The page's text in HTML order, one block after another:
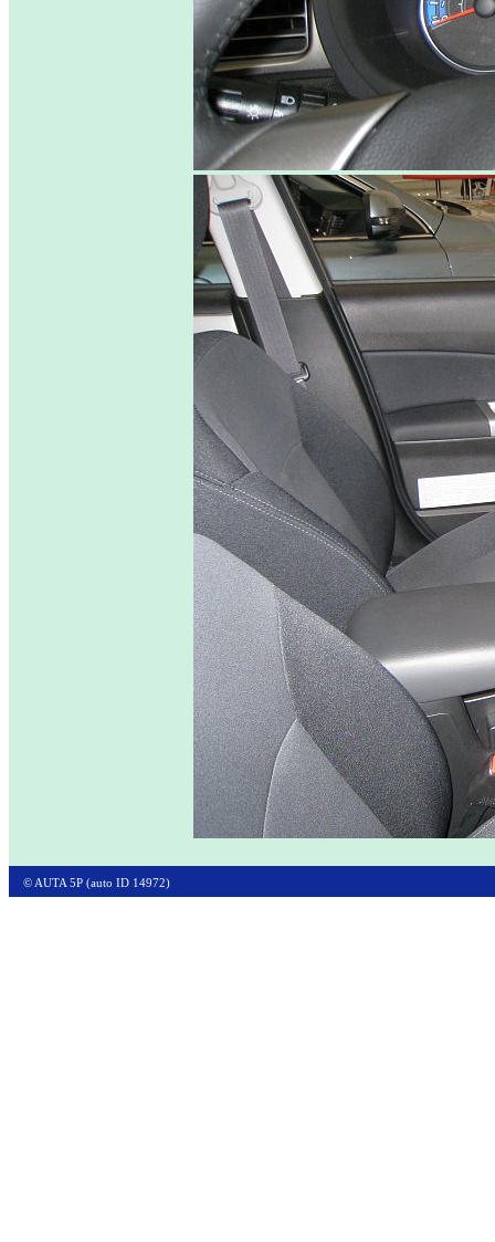
© AUTA 5P (auto ID 14972)